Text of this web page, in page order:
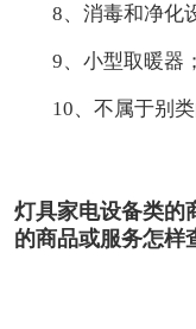
8、消毒和净化
9、小型取暖器；
10、不属于别类
灯具家电设备类的
的商品或服务怎样